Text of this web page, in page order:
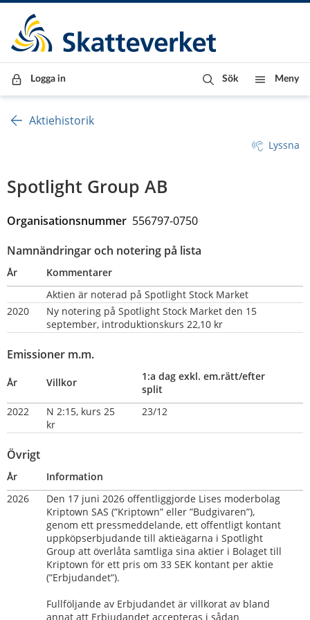
Till innehåll
Till navigationen
Till chattrobot
Logga in Sök Meny
Aktiehistorik
Lyssna
Spotlight Group AB
Organisationsnummer 556797-0750
Namnändringar och notering på lista
År
Kommentarer
Aktien är noterad på Spotlight Stock Market
2020
Ny notering på Spotlight Stock Market den 15
september, introduktionskurs 22,10 kr
Emissioner m.m.
År Villkor
1:a dag exkl. em.rätt/efter
split
2022
N 2:15, kurs 25
kr
23/12
Övrigt
År
Information
2026
Den 17 juni 2026 offentliggjorde Lises moderbolag
Kriptown SAS (”Kriptown” eller ”Budgivaren”),
genom ett pressmeddelande, ett offentligt kontant
uppköpserbjudande till aktieägarna i Spotlight
Group att överlåta samtliga sina aktier i Bolaget till
Kriptown för ett pris om 33 SEK kontant per aktie
(”Erbjudandet”).
Fullföljande av Erbjudandet är villkorat av bland
annat att Erbjudandet accepteras i sådan